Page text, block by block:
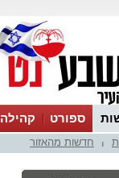
ספורט קהילה
והמלצות
חדשות מהאזור